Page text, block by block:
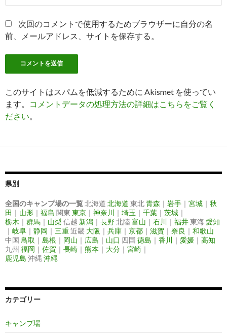
次回のコメントで使用するためブラウザーに自分の名
前、メールアドレス、サイトを保存する。
このサイトはスパムを低減するために Akismet を使ってい
ます。
コメントデータの処理方法の詳細はこちらをご覧く
ださい。
県別
全国のキャンプ場の一覧北海道 北海道 東北青森 ｜ 岩手 ｜ 宮城 ｜ 秋
田 ｜ 山形 ｜ 福島 関東 東京 ｜ 神奈川 ｜ 埼玉 ｜ 千葉 ｜ 茨城 ｜
栃木 ｜ 群馬 ｜ 山梨 信越 新潟 ｜ 長野北陸 富山 ｜ 石川 ｜ 福井東海愛知
｜ 岐阜 ｜ 静岡 ｜ 三重近畿 大阪 ｜ 兵庫 ｜ 京都 ｜ 滋賀 ｜ 奈良 ｜ 和歌山
中国 鳥取 ｜ 島根 ｜ 岡山 ｜ 広島 ｜ 山口 四国 徳島 ｜ 香川 ｜ 愛媛 ｜ 高知
九州 福岡 ｜ 佐賀 ｜ 長崎 ｜ 熊本 ｜ 大分 ｜ 宮崎 ｜
鹿児島 沖縄 沖縄
カテゴリー
キャンプ場